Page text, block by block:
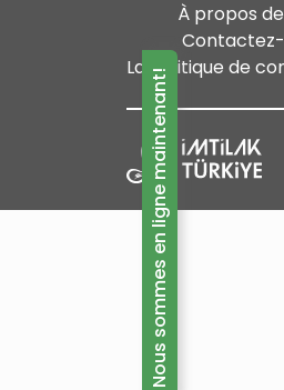
À propos
La politique de
Nous sommes en ligne maintenant!